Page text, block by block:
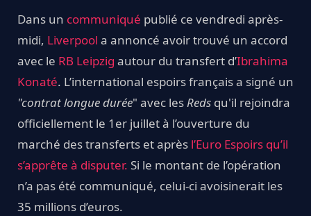
Dans un communiqué publié ce vendredi après-
midi, Liverpool a annoncé avoir trouvé un accord
avec le RB Leipzig autour du transfert d’Ibrahima
Konaté. L’international espoirs français a signé un
"contrat longue durée" avec lesReds qu'il rejoindra
officiellement le 1er juillet à l’ouverture du
marché des transferts et après l’Euro Espoirs qu’il
s’apprête à disputer. Si le montant de l’opération
n’a pas été communiqué, celui-ci avoisinerait les
35 millions d’euros.